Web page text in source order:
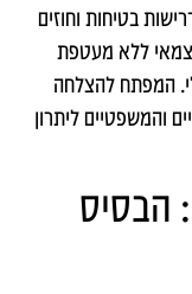
בטיחות וחוזים
ללא מעטפת
המפתח להצלחה
והמשפטיים ליתרון
הבסיס